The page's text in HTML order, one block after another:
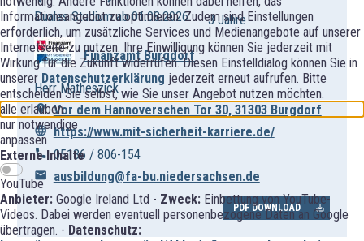
Informationsangebot zu optimieren. Zudem sind Einstellungen
erforderlich, um zusätzliche Services und Medienangebote auf unserer
Internetseite zu nutzen. Ihre Einwilligung können Sie jederzeit mit
Wirkung für die Zukunft widerrufen. Diesen Einstelldialog können Sie in
unserer Datenschutzerklärung jederzeit erneut aufrufen. Bitte
entscheiden Sie selbst, wie Sie unser Angebot nutzen möchten.
alle erlauben
nur notwendige
anpassen
Externe Inhalte
YouTube
Anbieter: Google Ireland Ltd - Zweck: Einbettung von YouTube-
Videos. Dabei werden eventuell personenbezogene Daten an Google
übertragen. - Datenschutz:
Duales Studium ab 01.08.2026 3 Jahre
Finanzamt Burgdorf
Herr Matheszick
Vor dem Hannoverschen Tor 30, 31303 Burgdorf
https://www.mit-sicherheit-karriere.de/
05136 / 806-154
ausbildung@fa-bu.niedersachsen.de
PDF DOWNLOAD